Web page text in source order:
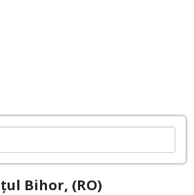
Bihor, (RO)